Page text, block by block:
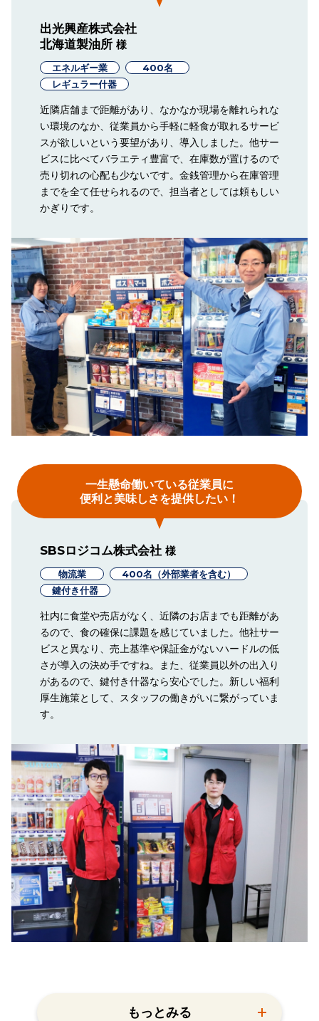
出光興産株式会社
北海道製油所 様
エネルギー業
400名
レギュラー什器
近隣店舗まで距離があり、なかなか現場を離れられな
い環境のなか、従業員から手軽に軽食が取れるサービ
スが欲しいという要望があり、導入しました。他サー
ビスに比べてバラエティ豊富で、在庫数が置けるので
売り切れの心配も少ないです。金銭管理から在庫管理
までを全て任せられるので、担当者としては頼もしい
かぎりです。
一生懸命働いている従業員に
便利と美味しさを提供したい！
SBSロジコム株式会社 様
物流業
400名（外部業者を含む）
鍵付き什器
社内に食堂や売店がなく、近隣のお店までも距離があ
るので、食の確保に課題を感じていました。他社サー
ビスと異なり、売上基準や保証金がないハードルの低
さが導入の決め手ですね。また、従業員以外の出入り
があるので、鍵付き什器なら安心でした。新しい福利
厚生施策として、スタッフの働きがいに繋がっていま
す。
もっとみる